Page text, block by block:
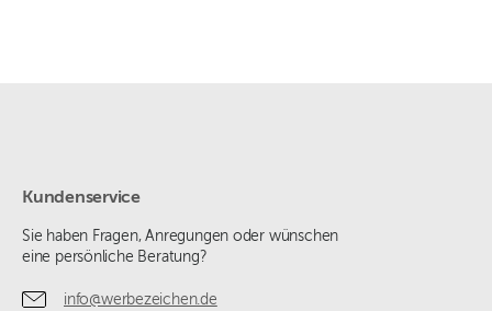
Kundenservice
Sie haben Fragen, Anregungen oder wünschen
eine persönliche Beratung?
info@werbezeichen.de